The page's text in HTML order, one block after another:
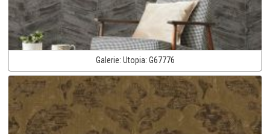
Galerie: Utopia: G67776